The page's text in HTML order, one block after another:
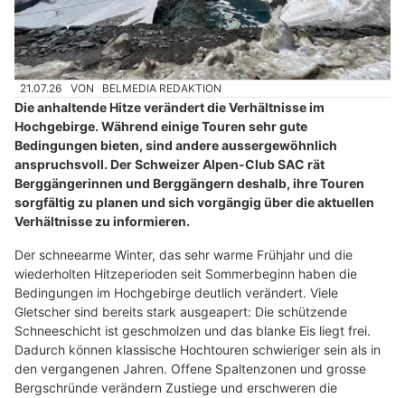
21.07.26 VON BELMEDIA REDAKTION
Die anhaltende Hitze verändert die Verhältnisse im
Hochgebirge. Während einige Touren sehr gute
Bedingungen bieten, sind andere aussergewöhnlich
anspruchsvoll. Der Schweizer Alpen-Club SAC rät
Berggängerinnen und Berggängern deshalb, ihre Touren
sorgfältig zu planen und sich vorgängig über die aktuellen
Verhältnisse zu informieren.
Der schneearme Winter, das sehr warme Frühjahr und die
wiederholten Hitzeperioden seit Sommerbeginn haben die
Bedingungen im Hochgebirge deutlich verändert. Viele
Gletscher sind bereits stark ausgeapert: Die schützende
Schneeschicht ist geschmolzen und das blanke Eis liegt frei.
Dadurch können klassische Hochtouren schwieriger sein als in
den vergangenen Jahren. Offene Spaltenzonen und grosse
Bergschründe verändern Zustiege und erschweren die